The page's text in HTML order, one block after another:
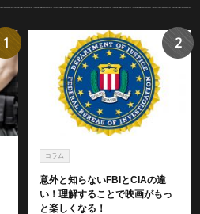
1
コラム
意外と知らないFBIとCIAの違
い！理解することで映画がもっ
と楽しくなる！
2